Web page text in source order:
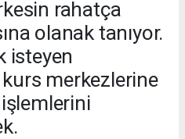
rahatça
olanak tanıyor.
isteyen
merkezlerine